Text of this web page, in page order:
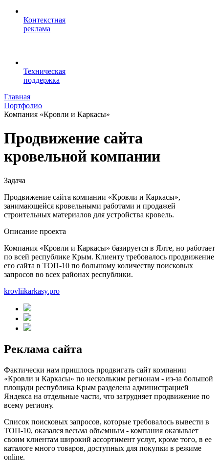
Контекстная
реклама
Техническая
поддержка
Главная
Портфолио
Компания «Кровли и Каркасы»
Продвижение сайта
кровельной компании
Задача
Продвижение сайта компании «Кровли и Каркасы»,
занимающейся кровельными работами и продажей
строительных материалов для устройства кровель.
Описание проекта
Компания «Кровли и Каркасы» базируется в Ялте, но работает
по всей республике Крым. Клиенту требовалось продвижение
его сайта в ТОП-10 по большому количеству поисковых
запросов во всех районах республики.
krovliikarkasy.pro
Реклама сайта
Фактически нам пришлось продвигать сайт компании
«Кровли и Каркасы» по нескольким регионам - из-за большой
площади республика Крым разделена администрацией
Яндекса на отдельные части, что затрудняет продвижение по
всему региону.
Список поисковых запросов, которые требовалось вывести в
ТОП-10, оказался весьма объемным - компания оказывает
своим клиентам широкий ассортимент услуг, кроме того, в ее
каталоге много товаров, доступных для покупки в режиме
online.